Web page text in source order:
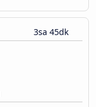
3sa 45dk